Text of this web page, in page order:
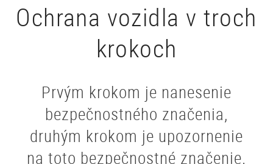
Ochrana vozidla v troch
krokoch
Prvým krokom je nanesenie
bezpečnostného značenia,
druhým krokom je upozornenie
na toto bezpečnostné značenie.